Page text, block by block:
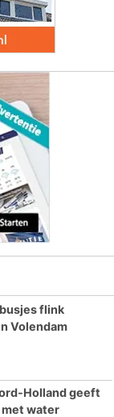
flink
Volendam
Holland geeft
water